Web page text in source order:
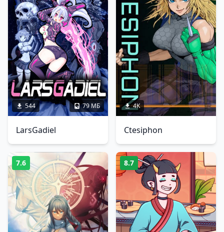
544 79 МБ
LarsGadiel
4K
Ctesiphon
7.6 8.7